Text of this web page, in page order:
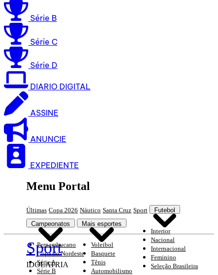
Série B
Série C
Série D
DIARIO DIGITAL
ASSINE
ANUNCIE
EXPEDIENTE
Menu Portal
Últimas Copa 2026 Náutico Santa Cruz Sport Futebol
Interior
Nacional
Internacional
Feminino
Seleção Brasileira
Campeonatos
Pernambucano
Copa do Nordeste
Série A
Série B
Mais esportes
Voleibol
Basquete
Tênis
Automobilismo
Sport
IDOLATRIA